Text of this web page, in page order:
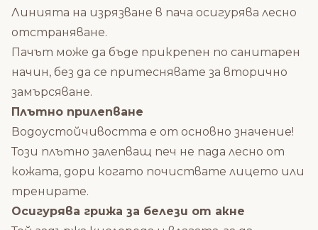
Линията на изрязване в пача осигурява лесно
отстраняване.
Пачът може да бъде прикрепен по санитарен
начин, без да се притеснявате за вторично
замърсяване.
Плътно прилепване
Водоустойчивостта е от основно значение!
Този плътно залепващ печ не пада лесно от
кожата, дори когато почиствате лицето или
тренирате.
Осигурява грижа за белези от акне